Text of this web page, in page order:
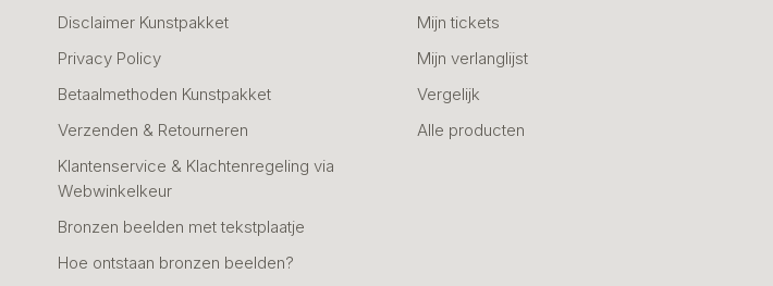
Disclaimer Kunstpakket
Privacy Policy
Betaalmethoden Kunstpakket
Verzenden & Retourneren
Klantenservice & Klachtenregeling via
Webwinkelkeur
Bronzen beelden met tekstplaatje
Hoe ontstaan bronzen beelden?
Mijn tickets
Mijn verlanglijst
Vergelijk
Alle producten